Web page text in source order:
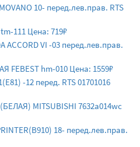
10- перед.лев.прав. RTS
111 Цена: 719₽
ACCORD VI -03 перед.лев.прав.
hm-010 Цена: 1559₽
-12 перед. RTS 01701016
MITSUBISHI 7632a014wc
18- перед.лев.прав.